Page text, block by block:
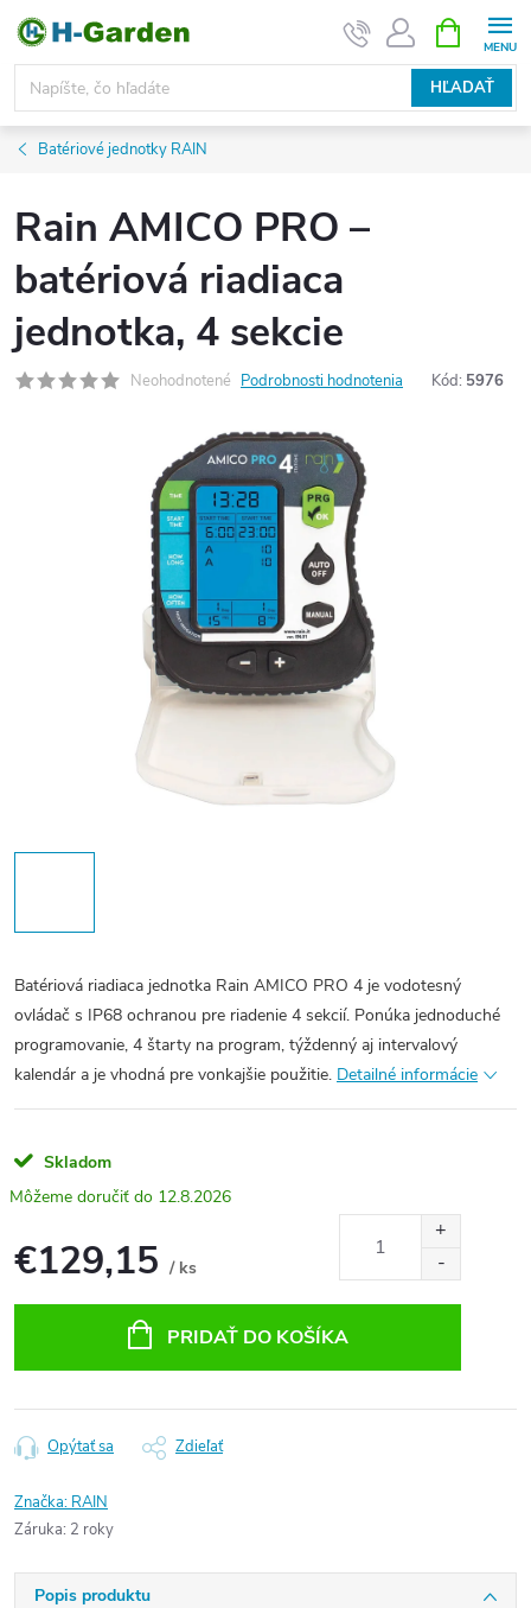
Prejsť
obsah
HĽADAŤ
KOŠÍK
Batériové jednotky RAIN
Rain AMICO PRO –
batériová riadiaca
jednotka, 4 sekcie
Neohodnotené Podrobnosti hodnotenia Kód: 5976
Batériová riadiaca jednotka Rain AMICO PRO 4 je vodotesný
ovládač s IP68 ochranou pre riadenie 4 sekcií. Ponúka jednoduché
programovanie, 4 štarty na program, týždenný aj intervalový
kalendár a je vhodná pre vonkajšie použitie. Detailné informácie
Skladom
12.8.2026
€129,15 / ks
PRIDAŤ DO KOŠÍKA
Opýtať sa Zdieľať
Značka: RAIN
Záruka: 2 roky
Popis produktu